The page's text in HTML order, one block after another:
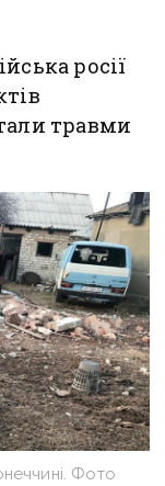
росії
травми
Фото